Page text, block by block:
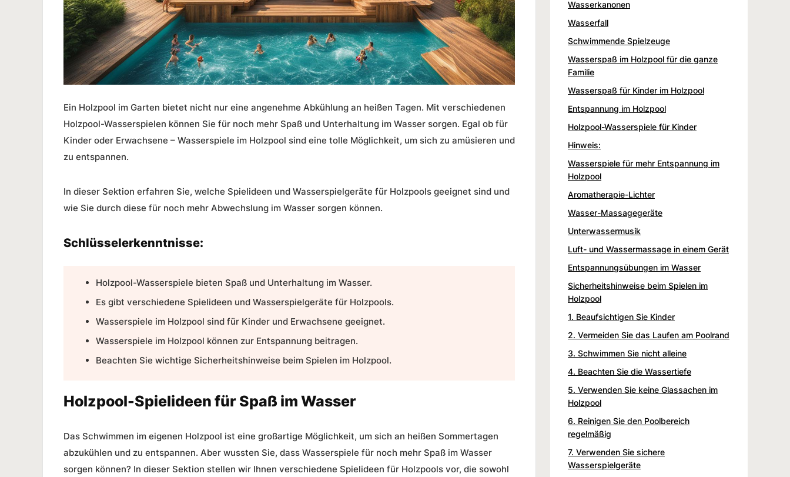
Ein Holzpool im Garten bietet nicht nur eine angenehme Abkühlung an heißen Tagen. Mit verschiedenen
Holzpool-Wasserspielen können Sie für noch mehr Spaß und Unterhaltung im Wasser sorgen. Egal ob für
Kinder oder Erwachsene – Wasserspiele im Holzpool sind eine tolle Möglichkeit, um sich zu amüsieren und
zu entspannen.
In dieser Sektion erfahren Sie, welche Spielideen und Wasserspielgeräte für Holzpools geeignet sind und
wie Sie durch diese für noch mehr Abwechslung im Wasser sorgen können.
Schlüsselerkenntnisse:
Holzpool-Wasserspiele bieten Spaß und Unterhaltung im Wasser.
Es gibt verschiedene Spielideen und Wasserspielgeräte für Holzpools.
Wasserspiele im Holzpool sind für Kinder und Erwachsene geeignet.
Wasserspiele im Holzpool können zur Entspannung beitragen.
Beachten Sie wichtige Sicherheitshinweise beim Spielen im Holzpool.
Holzpool-Spielideen für Spaß im Wasser
Das Schwimmen im eigenen Holzpool ist eine großartige Möglichkeit, um sich an heißen Sommertagen
abzukühlen und zu entspannen. Aber wussten Sie, dass Wasserspiele für noch mehr Spaß im Wasser
sorgen können? In dieser Sektion stellen wir Ihnen verschiedene Spielideen für Holzpools vor, die sowohl
Wasserkanonen
Wasserfall
Schwimmende Spielzeuge
Wasserspaß im Holzpool für die ganze
Familie
Wasserspaß für Kinder im Holzpool
Entspannung im Holzpool
Holzpool-Wasserspiele für Kinder
Hinweis:
Wasserspiele für mehr Entspannung im
Holzpool
Aromatherapie-Lichter
Wasser-Massagegeräte
Unterwassermusik
Luft- und Wassermassage in einem Gerät
Entspannungsübungen im Wasser
Sicherheitshinweise beim Spielen im
Holzpool
1. Beaufsichtigen Sie Kinder
2. Vermeiden Sie das Laufen am Poolrand
3. Schwimmen Sie nicht alleine
4. Beachten Sie die Wassertiefe
5. Verwenden Sie keine Glassachen im
Holzpool
6. Reinigen Sie den Poolbereich
regelmäßig
7. Verwenden Sie sichere
Wasserspielgeräte